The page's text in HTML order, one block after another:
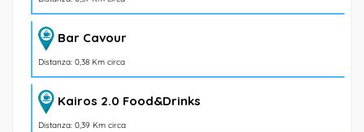
Bar Cavour
Distanza: 0,38 Km circa
Kairos 2.0 Food&Drinks
Distanza: 0,39 Km circa